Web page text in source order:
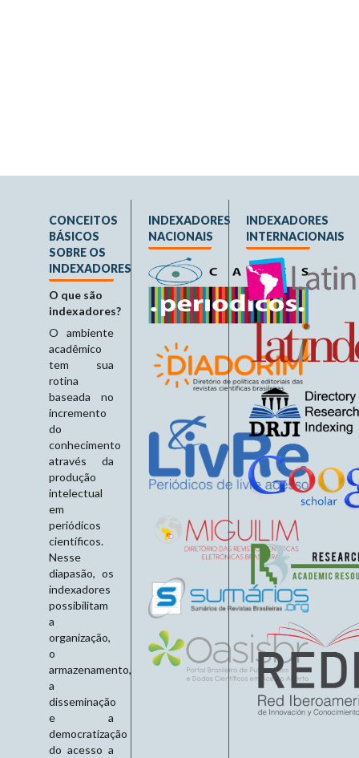
CONCEITOS
BÁSICOS
SOBRE OS
INDEXADORES
O que são
indexadores?
O ambiente
acadêmico
tem sua
rotina
baseada no
incremento
do
conhecimento
através da
produção
intelectual
em
periódicos
científicos.
Nesse
diapasão, os
indexadores
possibilitam
a
organização,
o
armazenamento,
a
disseminação
e a
democratização
do acesso a
INDEXADORES
NACIONAIS
INDEXADORES
INTERNACIONAIS